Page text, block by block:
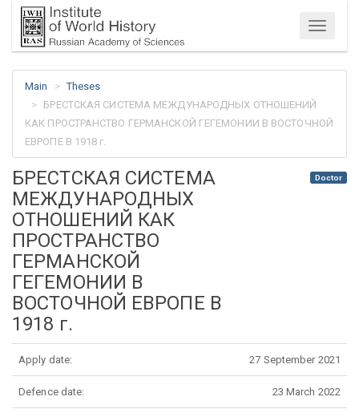
Menu
Main
Theses
БРЕСТСКАЯ СИСТЕМА МЕЖДУНАРОДНЫХ ОТНОШЕНИЙ
КАК ПРОСТРАНСТВО ГЕРМАНСКОЙ ГЕГЕМОНИИ В ВОСТОЧНОЙ
ЕВРОПЕ В 1918 г.
БРЕСТСКАЯ СИСТЕМА
МЕЖДУНАРОДНЫХ
ОТНОШЕНИЙ КАК
ПРОСТРАНСТВО
ГЕРМАНСКОЙ
ГЕГЕМОНИИ В
ВОСТОЧНОЙ ЕВРОПЕ В
1918 г.
Doctor
Apply date: 27 September 2021
Defence date: 23 March 2022